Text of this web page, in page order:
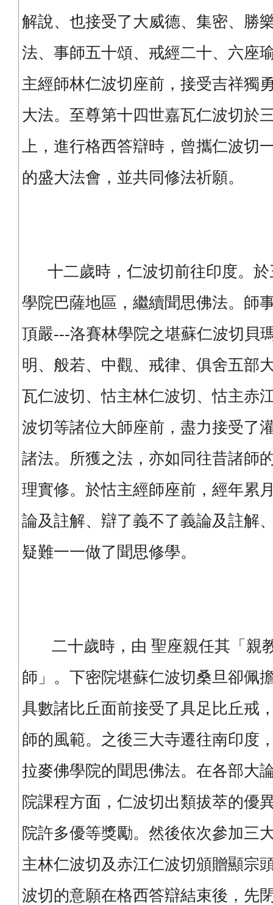
解說、也接受了大威德、集密、勝
法、事師五十頌、戒經二十、六座
主經師林仁波切座前，接受吉祥獨
大法。至尊第十四世嘉瓦仁波切於
上，進行格西答辯時，曾攜仁波切
的盛大法會，並共同修法祈願。
十二歲時，仁波切前往印度。於
學院巴薩地區，繼續聞思佛法。師
頂嚴---洛賽林學院之堪蘇仁波切貝
明、般若、中觀、戒律、俱舍五部
瓦仁波切、怙主林仁波切、怙主赤
波切等諸位大師座前，盡力接受了
諸法。所獲之法，亦如同往昔諸師
理實修。於怙主經師座前，經年累
論及註解、辯了義不了義論及註解
疑難一一做了聞思修學。
二十歲時，由 聖座親任其「親
師」。下密院堪蘇仁波切桑旦卻佩
具數諸比丘面前接受了具足比丘戒
師的風範。之後三大寺遷往南印度
拉麥佛學院的聞思佛法。在各部大
院課程方面，仁波切出類拔萃的優
院許多優等獎勵。然後依次參加三
主林仁波切及赤江仁波切頒贈顯宗
波切的意願在格西答辯結束後，先